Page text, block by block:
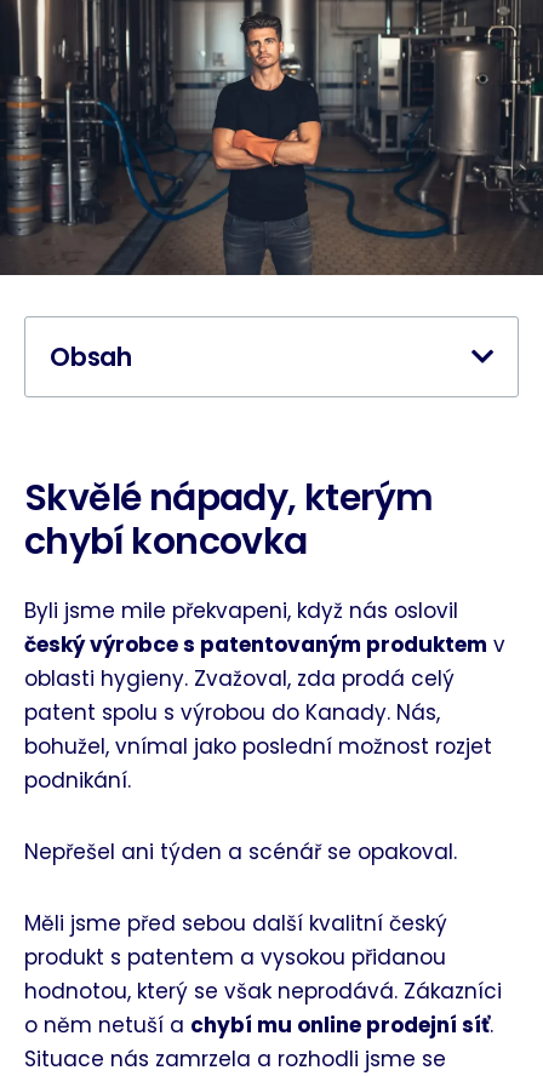
Obsah
Skvělé nápady, kterým
chybí koncovka
Byli jsme mile překvapeni, když nás oslovil
český výrobce s patentovaným produktem v
oblasti hygieny. Zvažoval, zda prodá celý
patent spolu s výrobou do Kanady. Nás,
bohužel, vnímal jako poslední možnost rozjet
podnikání.
Nepřešel ani týden a scénář se opakoval.
Měli jsme před sebou další kvalitní český
produkt s patentem a vysokou přidanou
hodnotou, který se však neprodává. Zákazníci
o něm netuší a chybí mu online prodejní síť.
Situace nás zamrzela a rozhodli jsme se